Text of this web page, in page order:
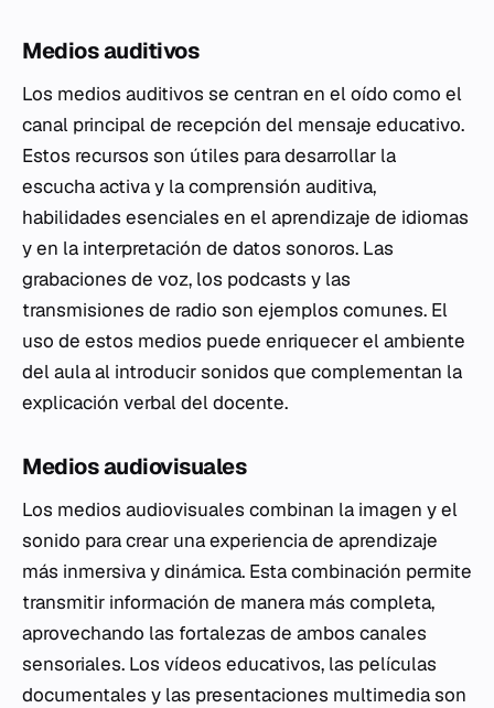
Medios auditivos
Los medios auditivos se centran en el oído como el
canal principal de recepción del mensaje educativo.
Estos recursos son útiles para desarrollar la
escucha activa y la comprensión auditiva,
habilidades esenciales en el aprendizaje de idiomas
y en la interpretación de datos sonoros. Las
grabaciones de voz, los podcasts y las
transmisiones de radio son ejemplos comunes. El
uso de estos medios puede enriquecer el ambiente
del aula al introducir sonidos que complementan la
explicación verbal del docente.
Medios audiovisuales
Los medios audiovisuales combinan la imagen y el
sonido para crear una experiencia de aprendizaje
más inmersiva y dinámica. Esta combinación permite
transmitir información de manera más completa,
aprovechando las fortalezas de ambos canales
sensoriales. Los vídeos educativos, las películas
documentales y las presentaciones multimedia son